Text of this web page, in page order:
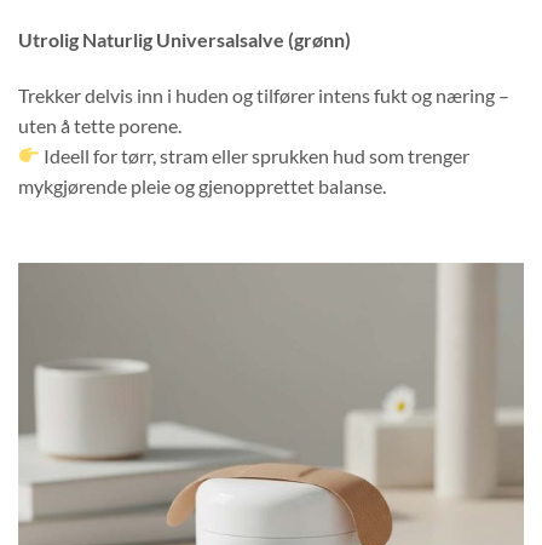
Utrolig Naturlig Universalsalve (grønn)
Trekker delvis inn i huden og tilfører intens fukt og næring –
uten å tette porene.
Ideell for tørr, stram eller sprukken hud som trenger
mykgjørende pleie og gjenopprettet balanse.